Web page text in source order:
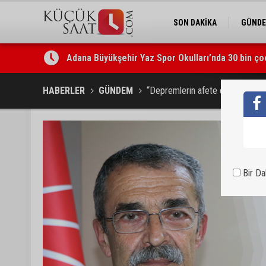
SON DAKİKA
Adana Büyükşehir Yaz Spor Okulları’nda 30 bin
Beşiktaş dosyasında iki tahliye: Özcan Zenger
HABERLER GÜNDEM “Depremlerin afete
Bir